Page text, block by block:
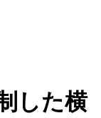
した横